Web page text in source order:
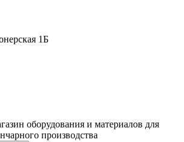
1Б
оборудования и материалов для
производства